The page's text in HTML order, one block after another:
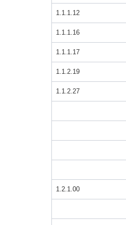
1.1.1.12
1.1.1.16
1.1.1.17
1.1.2.19
1.1.2.27
1.2.1.00